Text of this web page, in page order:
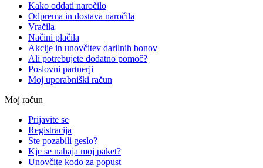
Kako oddati naročilo
Odprema in dostava naročila
Vračila
Načini plačila
Akcije in unovčitev darilnih bonov
Ali potrebujete dodatno pomoč?
Poslovni partnerji
Moj uporabniški račun
Moj račun
Prijavite se
Registracija
Ste pozabili geslo?
Kje se nahaja moj paket?
Unovčite kodo za popust